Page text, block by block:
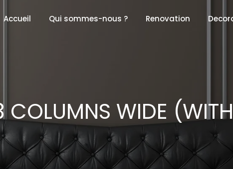
Accueil Qui sommes-nous ? Renovation
COLUMNS WIDE